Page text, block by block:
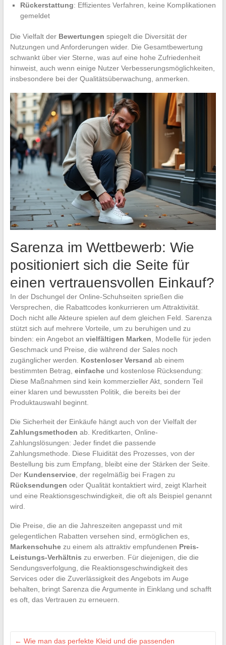
Rückerstattung: Effizientes Verfahren, keine Komplikationen
gemeldet
Die Vielfalt der Bewertungen spiegelt die Diversität der
Nutzungen und Anforderungen wider. Die Gesamtbewertung
schwankt über vier Sterne, was auf eine hohe Zufriedenheit
hinweist, auch wenn einige Nutzer Verbesserungsmöglichkeiten,
insbesondere bei der Qualitätsüberwachung, anmerken.
Sarenza im Wettbewerb: Wie
positioniert sich die Seite für
einen vertrauensvollen Einkauf?
In der Dschungel der Online-Schuhseiten sprießen die
Versprechen, die Rabattcodes konkurrieren um Attraktivität.
Doch nicht alle Akteure spielen auf dem gleichen Feld. Sarenza
stützt sich auf mehrere Vorteile, um zu beruhigen und zu
binden: ein Angebot an vielfältigen Marken , Modelle für jeden
Geschmack und Preise, die während der Sales noch
zugänglicher werden. Kostenloser Versand ab einem
bestimmten Betrag, einfacheund kostenlose Rücksendung:
Diese Maßnahmen sind kein kommerzieller Akt, sondern Teil
einer klaren und bewussten Politik, die bereits bei der
Produktauswahl beginnt.
Die Sicherheit der Einkäufe hängt auch von der Vielfalt der
Zahlungsmethoden ab. Kreditkarten, Online-
Zahlungslösungen: Jeder findet die passende
Zahlungsmethode. Diese Fluidität des Prozesses, von der
Bestellung bis zum Empfang, bleibt eine der Stärken der Seite.
Der Kundenservice, der regelmäßig bei Fragen zu
Rücksendungen oder Qualität kontaktiert wird, zeigt Klarheit
und eine Reaktionsgeschwindigkeit, die oft als Beispiel genannt
wird.
Die Preise, die an die Jahreszeiten angepasst und mit
gelegentlichen Rabatten versehen sind, ermöglichen es,
Markenschuhezu einem als attraktiv empfundenen Preis-
Leistungs-Verhältnis zu erwerben. Für diejenigen, die die
Sendungsverfolgung, die Reaktionsgeschwindigkeit des
Services oder die Zuverlässigkeit des Angebots im Auge
behalten, bringt Sarenza die Argumente in Einklang und schafft
es oft, das Vertrauen zu erneuern.
← Wie man das perfekte Kleid und die passenden